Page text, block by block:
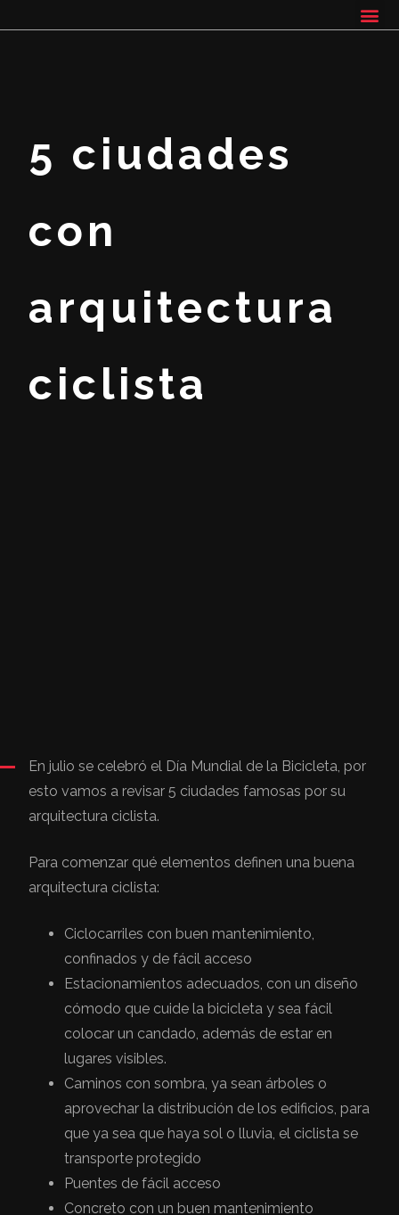
5 ciudades
con
arquitectura
ciclista
En julio se celebró el Día Mundial de la Bicicleta, por
esto vamos a revisar 5 ciudades famosas por su
arquitectura ciclista.
Para comenzar qué elementos definen una buena
arquitectura ciclista:
Ciclocarriles con buen mantenimiento,
confinados y de fácil acceso
Estacionamientos adecuados, con un diseño
cómodo que cuide la bicicleta y sea fácil
colocar un candado, además de estar en
lugares visibles.
Caminos con sombra, ya sean árboles o
aprovechar la distribución de los edificios, para
que ya sea que haya sol o lluvia, el ciclista se
transporte protegido
Puentes de fácil acceso
Concreto con un buen mantenimiento